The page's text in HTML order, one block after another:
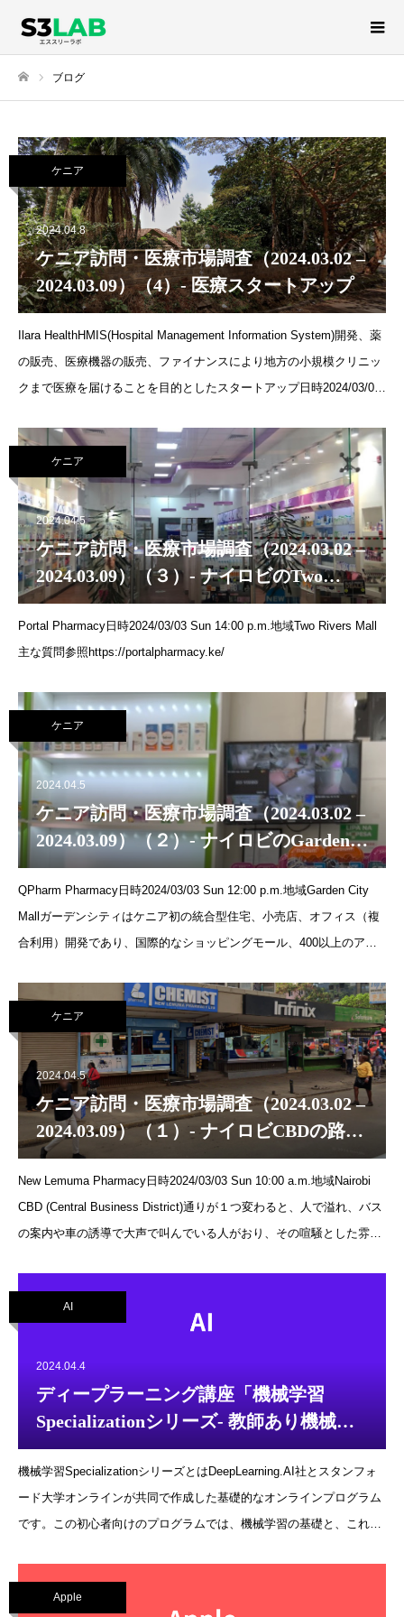
ブログ
ケニア
2024.04.8
ケニア訪問・医療市場調査（2024.03.02 –
2024.03.09）（4）- 医療スタートアップ
Ilara HealthHMIS(Hospital Management Information System)開発、薬
の販売、医療機器の販売、ファイナンスにより地方の小規模クリニッ
クまで医療を届けることを目的としたスタートアップ日時2024/03/05
たが、年月が経つにつれて、住宅フラットや商業ビルが許可されるよ
うになりました。ナイロビの高所得層の住民によって占有されていた
専用の地域でしたが、ゾーニング規制の見直しの前には、エリア全体
が閉鎖的でした。フラットの急増により、ゆっくりと中流階級の地域
になってきました。ムタンガリとキレレシュワは、ナイロビ市郡のキ
レレシュワの郡議会区を形成しています。（出典：
https://en.wikipedia.org/wiki/Muthangari）主な質問解決したい社会課
題は？どういうビジネスか？顧客層は？配送会社は？顧客へ何日で届
くか？ジェネリックは多いか？同業他社との違いは？分割、クレジッ
ケニア
2024.04.5
ケニア訪問・医療市場調査（2024.03.02 –
2024.03.09）（３）- ナイロビのTwo
Rivers Mall内の薬局
Portal Pharmacy日時2024/03/03 Sun 14:00 p.m.地域Two Rivers Mall
主な質問参照https://portalpharmacy.ke/
ケニア
2024.04.5
ケニア訪問・医療市場調査（2024.03.02 –
2024.03.09）（２）- ナイロビのGarden
City Mall内の薬局
QPharm Pharmacy日時2024/03/03 Sun 12:00 p.m.地域Garden City
Mallガーデンシティはケニア初の統合型住宅、小売店、オフィス（複
合利用）開発であり、国際的なショッピングモール、400以上のアパ
オフィススペース、そして中心部には3エーカーの中央公園があり、
子供の遊び場や広々とした芝生と庭園が備わっています。（出典：
https://www.tripadvisor.com/Attraction_Review-g294207-d17321719-
Reviews-Garden_City_Mall-Nairobi.html）主な質問どういう商材を扱
っている？どの国の薬が多い？値段は国ごとのどのくらい違う？ディ
ストリビューターはどうやって決めている？ジェネリックは取り扱っ
ている？処方箋が必要な薬は何ですか？ブランチはいくつあるか？オ
ンライン診療をどうおもうか？ECはやっているか？客単価はどのくら
いか？何の病気
ケニア
2024.04.5
ケニア訪問・医療市場調査（2024.03.02 –
2024.03.09）（１）- ナイロビCBDの路面
店の薬局
New Lemuma Pharmacy日時2024/03/03 Sun 10:00 a.m.地域Nairobi
CBD (Central Business District)通りが１つ変わると、人で溢れ、バス
の案内や車の誘導で大声で叫んでいる人がおり、その喧騒とした雰囲
営業時間は？勤務シフトは？月収は？休日数は？薬剤師数は？スタッ
い？どういうテストを行えるか？どういう顧客が多いか？OTCか、医
者を進めるかの振り分け方は？何日分から薬を買えるか？オンライン
診療を使っているか？参照https://newlemumapharmacy.co.ke/
AI
2024.04.4
ディープラーニング講座「機械学習
Specializationシリーズ- 教師あり機械学
習回帰と分類コース」の紹介
機械学習SpecializationシリーズとはDeepLearning.AI社とスタンフォ
ード大学オンラインが共同で作成した基礎的なオンラインプログラム
です。この初心者向けのプログラムでは、機械学習の基礎と、これら
learning-introduction以下の３つのコースから構成されています。教師
Apple